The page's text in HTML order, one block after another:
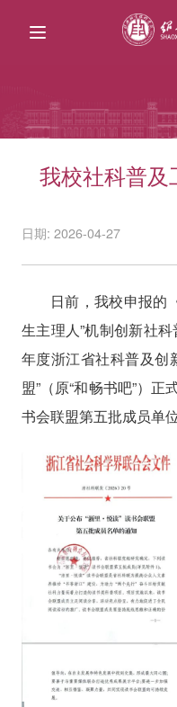
我校社科普及
日期: 2026-04-27
日前，我校申报的
生主理人”机制创新社
年度浙江省社科普及创
盟”（原“和畅书吧”）正
书会联盟第五批成员单位